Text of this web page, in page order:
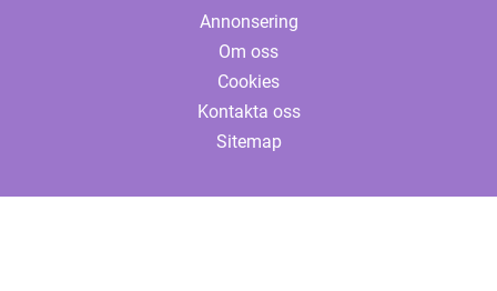
Annonsering
Om oss
Cookies
Kontakta oss
Sitemap